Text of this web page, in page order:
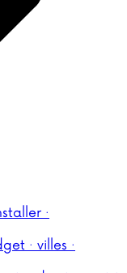
·
· villes ·